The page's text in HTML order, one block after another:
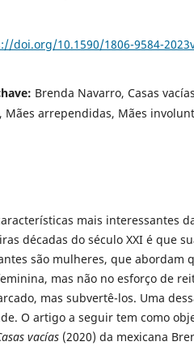
doi.org/10.1590/1806-9584-
Brenda Navarro, Casas
Mães arrependidas, Mães
mais interessantes
décadas do século XXI é que
são mulheres, que abordam
mas não no esforço de
mas subvertê-los. Uma
O artigo a seguir tem como
vacías (2020) da mexicana